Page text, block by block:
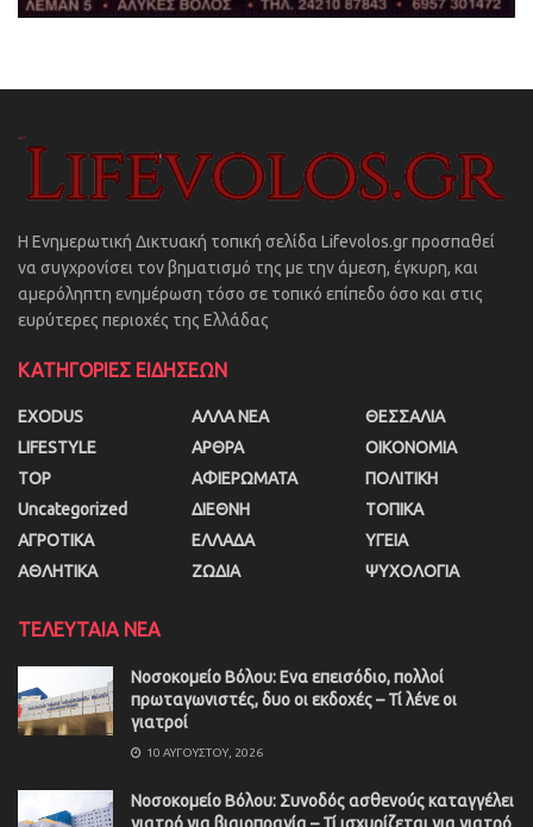
Η Ενημερωτική Δικτυακή τοπική σελίδα Lifevolos.gr προσπαθεί
να συγχρονίσει τον βηματισμό της με την άμεση, έγκυρη, και
αμερόληπτη ενημέρωση τόσο σε τοπικό επίπεδο όσο και στις
ευρύτερες περιοχές της Ελλάδας
ΚΑΤΗΓΟΡΙΕΣ ΕΙΔΗΣΕΩΝ
EXODUS
LIFESTYLE
TOP
Uncategorized
ΑΓΡΟΤΙΚΑ
ΑΘΛΗΤΙΚΑ
ΑΛΛΑ ΝΕΑ
ΑΡΘΡΑ
ΑΦΙΕΡΩΜΑΤΑ
ΔΙΕΘΝΗ
ΕΛΛΑΔΑ
ΖΩΔΙΑ
ΘΕΣΣΑΛΙΑ
ΟΙΚΟΝΟΜΙΑ
ΠΟΛΙΤΙΚΗ
ΤΟΠΙΚΑ
ΥΓΕΙΑ
ΨΥΧΟΛΟΓΙΑ
ΤΕΛΕΥΤΑΙΑ ΝΕΑ
Νοσοκομείο Βόλου: Ενα επεισόδιο, πολλοί
πρωταγωνιστές, δυο οι εκδοχές – Τί λένε οι
γιατροί
10 ΑΥΓΟΎΣΤΟΥ, 2026
Νοσοκομείο Βόλου: Συνοδός ασθενούς καταγγέλει